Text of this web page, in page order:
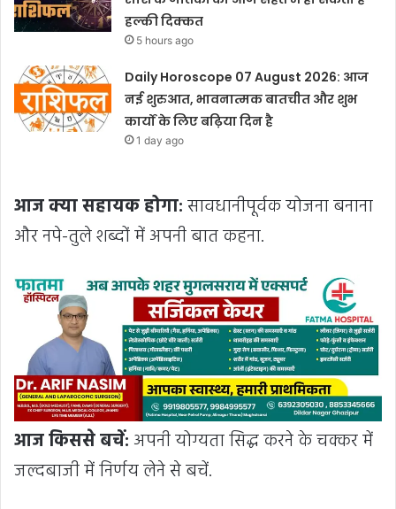
हल्की दिक्कत
5 hours ago
Daily Horoscope 07 August 2026: आज
नई शुरुआत, भावनात्मक बातचीत और शुभ
कार्यों के लिए बढ़िया दिन है
1 day ago
आज क्या सहायक होगा:सावधानीपूर्वक योजना बनाना
और नपे-तुले शब्दों में अपनी बात कहना.
आज किससे बचें: अपनी योग्यता सिद्ध करने के चक्कर में
जल्दबाजी में निर्णय लेने से बचें.